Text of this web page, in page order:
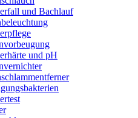
und Bachlauf
und pH